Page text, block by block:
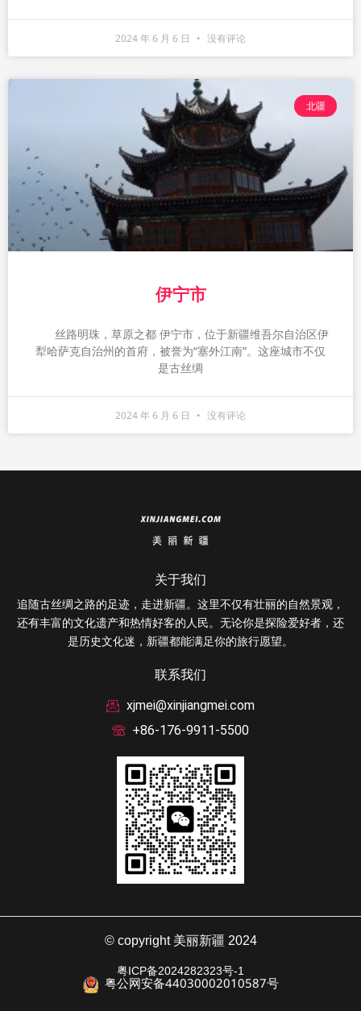
2024 年 6 月 6 日 没有评论
北疆
伊宁市
丝路明珠，草原之都 伊宁市，位于新疆维吾尔自治区伊
犁哈萨克自治州的首府，被誉为“塞外江南”。这座城市不仅
是古丝绸
2024 年 6 月 6 日 没有评论
关于我们
追随古丝绸之路的足迹，走进新疆。这里不仅有壮丽的自然景观，
还有丰富的文化遗产和热情好客的人民。无论你是探险爱好者，还
是历史文化迷，新疆都能满足你的旅行愿望。
联系我们
xjmei@xinjiangmei.com
+86-176-9911-5500
© copyright 美丽新疆 2024
粤ICP备2024282323号-1
粤公网安备44030002010587号